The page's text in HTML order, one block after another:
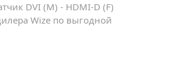
DVI (M) - HDMI-D (F)
Wize по выгодной